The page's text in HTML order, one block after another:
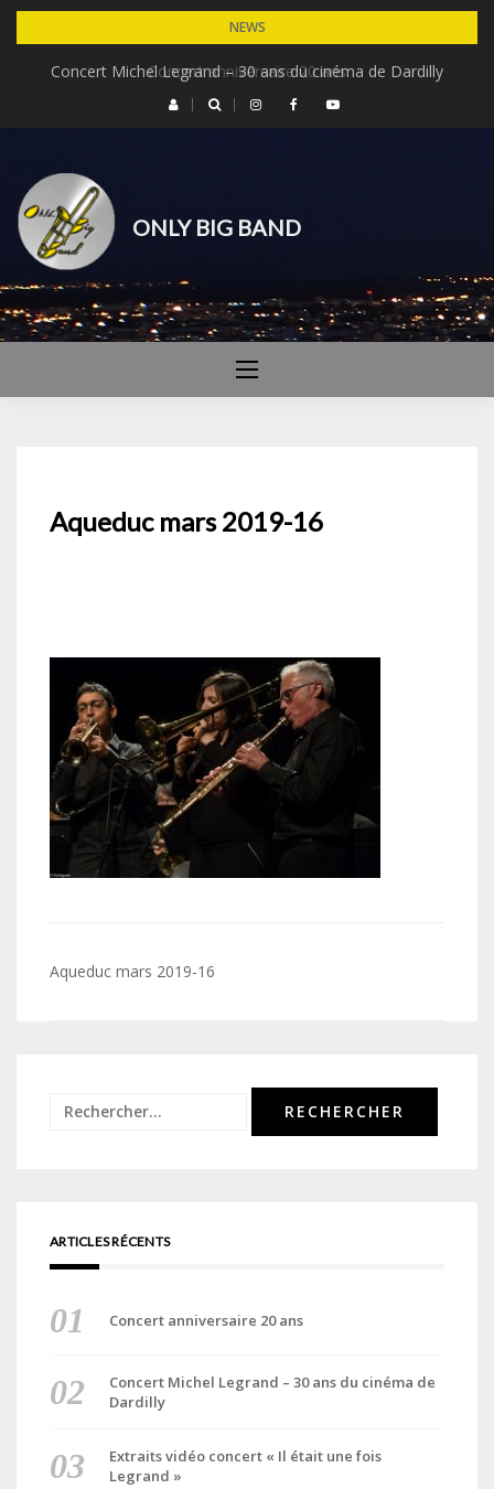
Skip
content
NEWS
Concert anniversaire 20 ans
Concert Michel Legrand – 30 ans du cinéma de Dardilly
ONLY BIG BAND
Aqueduc mars 2019-16
Navigation
Aqueduc mars 2019-16
Rechercher :
ARTICLES RÉCENTS
Concert anniversaire 20 ans
Concert Michel Legrand – 30 ans du cinéma de
Dardilly
Extraits vidéo concert « Il était une fois
Legrand »